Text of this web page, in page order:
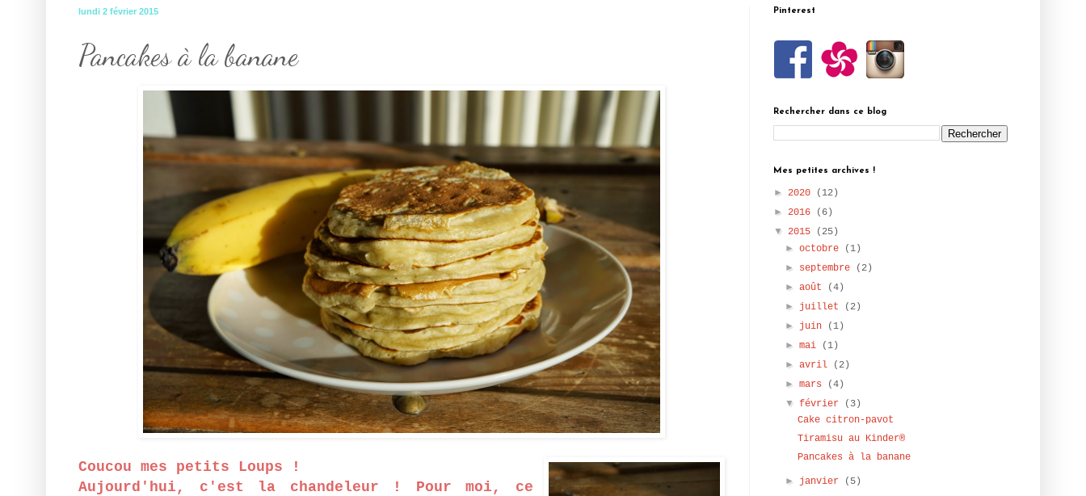
lundi 2 février 2015
Pancakes à la banane
Coucou mes petits Loups !
Aujourd'hui, c'est la chandeleur ! Pour moi, ce
Pinterest
Rechercher dans ce blog
Mes petites archives !
► 2020
(12)
► 2016
(6)
▼ 2015
(25)
►octobre
(1)
► septembre
(2)
►août
(4)
► juillet
(2)
► juin
(1)
►mai
(1)
►avril
(2)
►mars
(4)
▼février
(3)
Cake citron-pavot
Tiramisu au Kinder®
Pancakes à la banane
► janvier (5)